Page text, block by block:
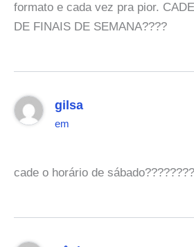
formato e cada vez pra pior.
DE FINAIS DE SEMANA????
gilsa
em
cade o horário de